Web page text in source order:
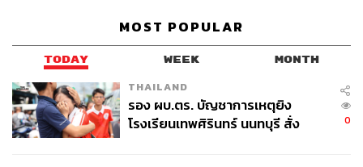
ผ่านแอปพลิเคชันต่างๆ ที่คุณสะดวกหรือใช้งานอยู่แล้วได้เลย
TAGS: โครงการรถไฟฟ้าสายสีเขียว
MOST POPULAR
TODAY WEEK MONTH
THAILAND
รอง ผบ.ตร. บัญชาการเหตุยิง
โรงเรียนเทพศิรินทร์ นนทบุรี สั่ง
0